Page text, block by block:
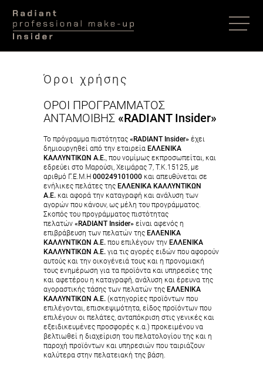
Radiant
Insider
Radiant
Insider
logo
Όροι χρήσης
ΟΡΟΙ ΠΡΟΓΡΑΜΜΑΤΟΣ
ΑΝΤΑΜΟΙΒΗΣ «RADIANT Insider»
Το πρόγραμμα πιστότητας«RADIANT Insider» έχει
δημιουργηθεί από την εταιρείαΕΛΛΕΝΙΚΑ
ΚΑΛΛΥΝΤΙΚΩΝ Α.Ε. , που νομίμως εκπροσωπείται, και
εδρεύει στο Μαρούσι, Χειμάρας 7, Τ.Κ.15125, με
αριθμό Γ.Ε.Μ.Η000249101000 και απευθύνεται σε
ενήλικες πελάτες τηςΕΛΛΕΝΙΚΑ ΚΑΛΛΥΝΤΙΚΩΝ
Α.Ε. και αφορά την καταγραφή και ανάλυση των
αγορών που κάνουν, ως μέλη του προγράμματος.
Σκοπός του προγράμματος πιστότητας
πελατών«RADIANT Insider» είναι αφενός η
επιβράβευση των πελατών τηςΕΛΛΕΝΙΚΑ
ΚΑΛΛΥΝΤΙΚΩΝ Α.Ε. που επιλέγουν τηνΕΛΛΕΝΙΚΑ
ΚΑΛΛΥΝΤΙΚΩΝ Α.Ε. για τις αγορές ειδών που αφορούν
αυτούς και την οικογένειά τους και η προνομιακή
τους ενημέρωση για τα προϊόντα και υπηρεσίες της
και αφετέρου η καταγραφή, ανάλυση και έρευνα της
αγοραστικής τάσης των πελατών τηςΕΛΛΕΝΙΚΑ
ΚΑΛΛΥΝΤΙΚΩΝ Α.Ε. (κατηγορίες προϊόντων που
επιλέγονται, επισκεψιμότητα, είδος προϊόντων που
επιλέγουν οι πελάτες, ανταπόκριση στις γενικές και
εξειδικευμένες προσφορές κ.α.) προκειμένου να
βελτιωθεί η διαχείριση του πελατολογίου της και η
παροχή προϊόντων και υπηρεσιών που ταιριάζουν
καλύτερα στην πελατειακή της βάση.